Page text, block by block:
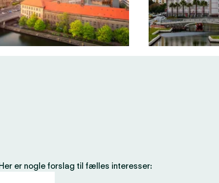
er nogle forslag til fælles interesser: